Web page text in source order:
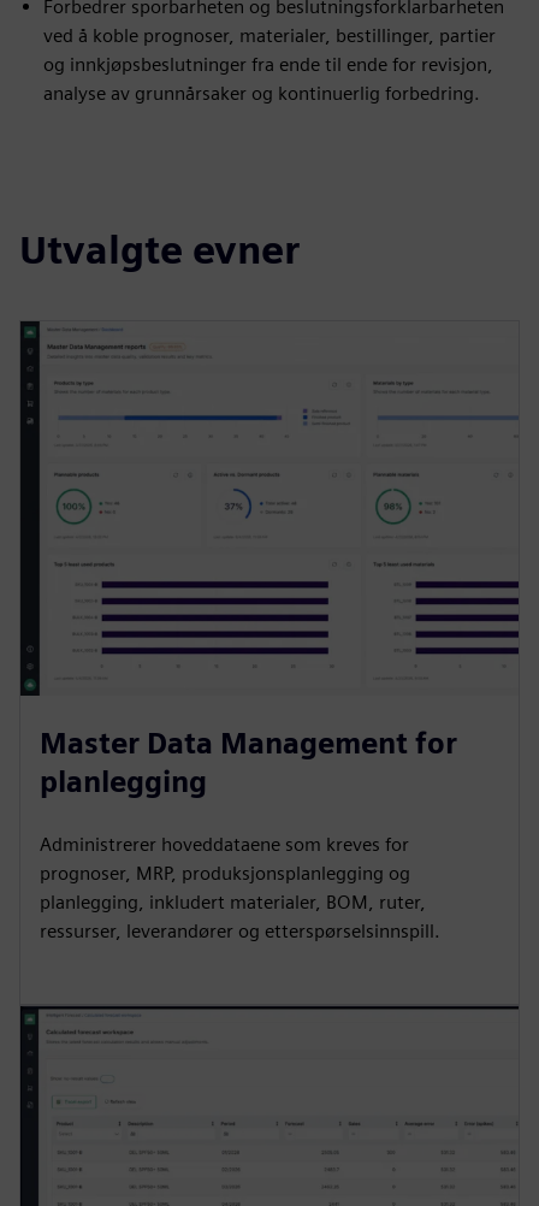
Forbedrer sporbarheten og beslutningsforklarbarheten
ved å koble prognoser, materialer, bestillinger, partier
og innkjøpsbeslutninger fra ende til ende for revisjon,
analyse av grunnårsaker og kontinuerlig forbedring.
Utvalgte evner
Master Data Management for
planlegging
Administrerer hoveddataene som kreves for
prognoser, MRP, produksjonsplanlegging og
planlegging, inkludert materialer, BOM, ruter,
ressurser, leverandører og etterspørselsinnspill.